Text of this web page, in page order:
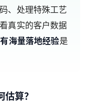
、处理特殊工艺
真实的客户数据
海量落地经验是
算？